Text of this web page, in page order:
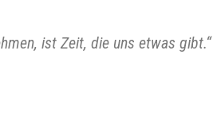
ist Zeit, die uns etwas gibt.“